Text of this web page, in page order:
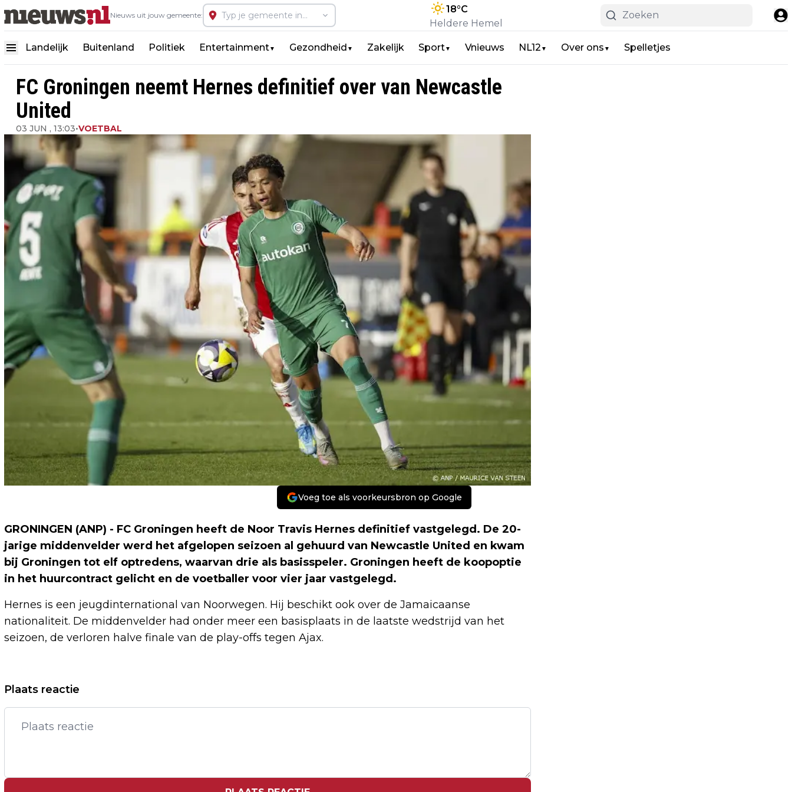
Nieuws uit jouw gemeente:
18°C
Heldere Hemel
Landelijk Buitenland Politiek Entertainment▼ Gezondheid ▼ Zakelijk Sport▼ Vnieuws NL12 ▼ Over ons ▼ Spelletjes
FC Groningen neemt Hernes definitief over van Newcastle
United
03 JUN , 13:03•VOETBAL
Voeg toe als voorkeursbron op Google
GRONINGEN (ANP) - FC Groningen heeft de Noor Travis Hernes definitief vastgelegd. De 20-
jarige middenvelder werd het afgelopen seizoen al gehuurd van Newcastle United en kwam
bij Groningen tot elf optredens, waarvan drie als basisspeler. Groningen heeft de koopoptie
in het huurcontract gelicht en de voetballer voor vier jaar vastgelegd.
Hernes is een jeugdinternational van Noorwegen. Hij beschikt ook over de Jamaicaanse
nationaliteit. De middenvelder had onder meer een basisplaats in de laatste wedstrijd van het
seizoen, de verloren halve finale van de play-offs tegen Ajax.
Vorig artikel
TRUMP ERKENT DAT HIJ VERHIT
GESPREK VOERDE MET NETANYAHU
ROBYN VERONTSCHULDIGT ZICH NA
Plaats reactie